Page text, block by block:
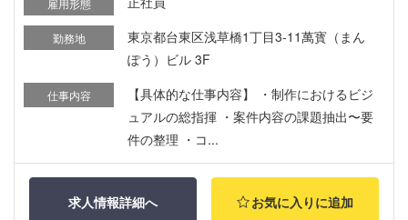
雇用形態
勤務地
東京都台東区浅草橋1丁目3-11萬寳（まん
ぽう）ビル 3F
仕事内容
【具体的な仕事内容】 ・制作におけるビジ
ュアルの総指揮 ・案件内容の課題抽出〜要
件の整理 ・コ...
求人情報詳細へ お気に入りに追加